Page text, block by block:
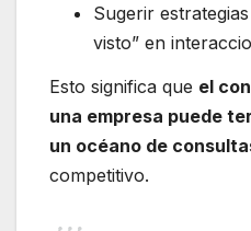
Sugerir
visto” en
Esto significa que el
una empresa puede
un océano de
competitivo.